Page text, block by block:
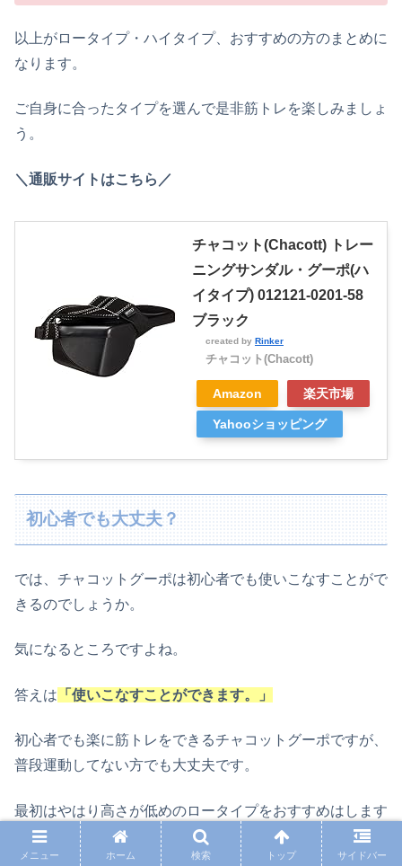
以上がロータイプ・ハイタイプ、おすすめの方のまとめに
なります。
ご自身に合ったタイプを選んで是非筋トレを楽しみましょ
う。
＼通販サイトはこちら／
チャコット(Chacott) トレー
ニングサンダル・グーポ(ハ
イタイプ) 012121-0201-58
ブラック
created by Rinker
チャコット(Chacott)
Amazon 楽天市場
Yahooショッピング
初心者でも大丈夫？
では、チャコットグーポは初心者でも使いこなすことがで
きるのでしょうか。
気になるところですよね。
答えは 「使いこなすことができます。」
初心者でも楽に筋トレをできるチャコットグーポですが、
普段運動してない方でも大丈夫です。
最初はやはり高さが低めのロータイプをおすすめはします
が、ハイタイプでも問題はありません。
メニュー ホーム 検索 トップ サイドバー